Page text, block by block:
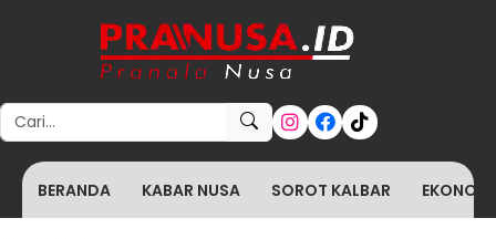
Search for:
BERANDA KABAR NUSA SOROT KALBAR